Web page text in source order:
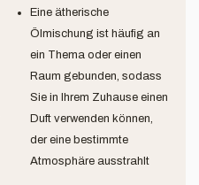
Eine ätherische
Ölmischung ist häufig an
ein Thema oder einen
Raum gebunden, sodass
Sie in Ihrem Zuhause einen
Duft verwenden können,
der eine bestimmte
Atmosphäre ausstrahlt